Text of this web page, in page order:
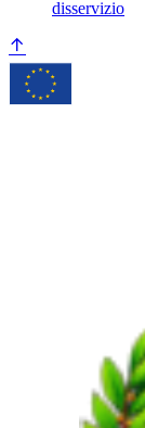
disservizio